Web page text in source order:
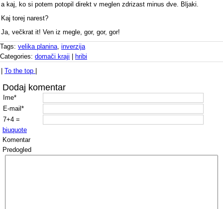
a kaj, ko si potem potopil direkt v meglen zdrizast minus dve. Bljaki.
Kaj torej narest?
Ja, večkrat it! Ven iz megle, gor, gor, gor!
Tags: velika planina, inverzija
Categories: domači kraji
hribi
To the top
Dodaj komentar
Ime*
E-mail*
7+4 =
biuquote
Komentar
Predogled